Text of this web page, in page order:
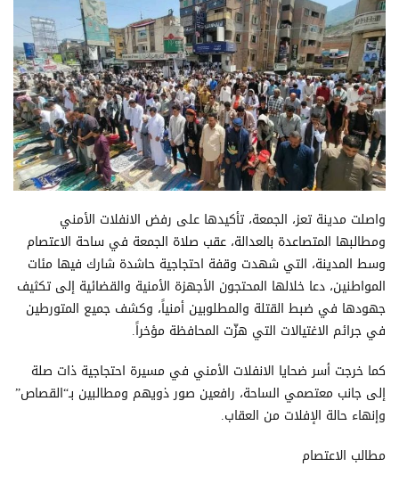
واصلت مدينة تعز، الجمعة، تأكيدها على رفض الانفلات الأمني
ومطالبها المتصاعدة بالعدالة، عقب صلاة الجمعة في ساحة الاعتصام
وسط المدينة، التي شهدت وقفة احتجاجية حاشدة شارك فيها مئات
المواطنين، دعا خلالها المحتجون الأجهزة الأمنية والقضائية إلى تكثيف
جهودها في ضبط القتلة والمطلوبين أمنياً، وكشف جميع المتورطين
في جرائم الاغتيالات التي هزّت المحافظة مؤخراً.
كما خرجت أسر ضحايا الانفلات الأمني في مسيرة احتجاجية ذات صلة
إلى جانب معتصمي الساحة، رافعين صور ذويهم ومطالبين بـ“القصاص”
وإنهاء حالة الإفلات من العقاب.
مطالب الاعتصام